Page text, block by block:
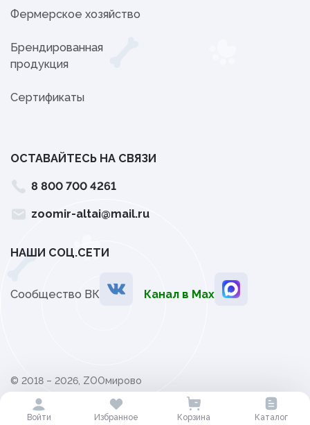
Войти Избранное Корзина Каталог
Фермерское хозяйство
Брендированная
продукция
Сертификаты
ОСТАВАЙТЕСЬ НА СВЯЗИ
8 800 700 4261
zoomir-altai@mail.ru
НАШИ СОЦ.СЕТИ
Сообщество ВК Канал в Мах
© 2018 – 2026, ZOOмирово
Политика обработки персональных данных